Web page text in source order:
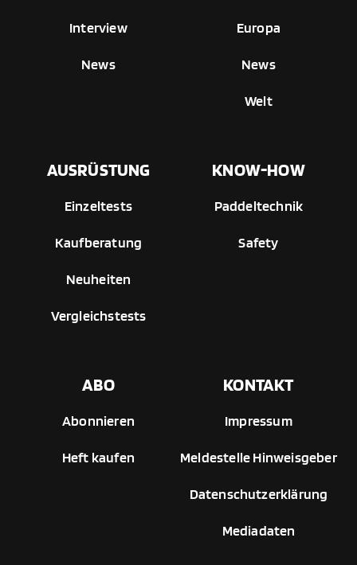
Interview
News
Europa
News
Welt
AUSRÜSTUNG
Einzeltests
Kaufberatung
Neuheiten
Vergleichstests
KNOW-HOW
Paddeltechnik
Safety
ABO
Abonnieren
Heft kaufen
KONTAKT
Impressum
Meldestelle Hinweisgeber
Datenschutzerklärung
Mediadaten